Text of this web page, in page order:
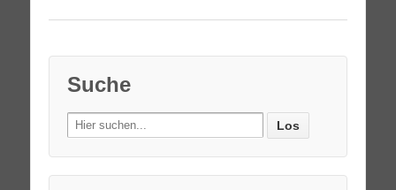
Suche
Search
for: